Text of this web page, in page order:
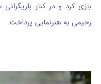
بازی کرد و در کنار
رحیمی به هنرنمایی پرداخت.